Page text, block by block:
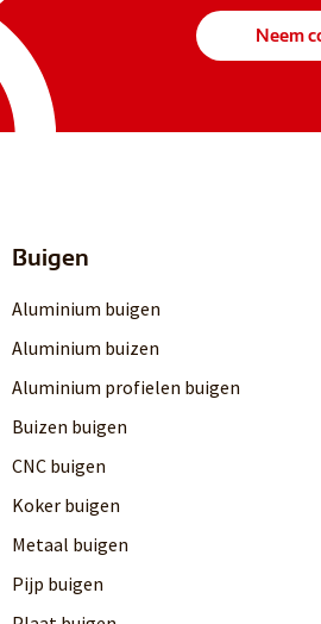
Neem
Buigen
Aluminium buigen
Aluminium buizen
Aluminium profielen buigen
Buizen buigen
CNC buigen
Koker buigen
Metaal buigen
Pijp buigen